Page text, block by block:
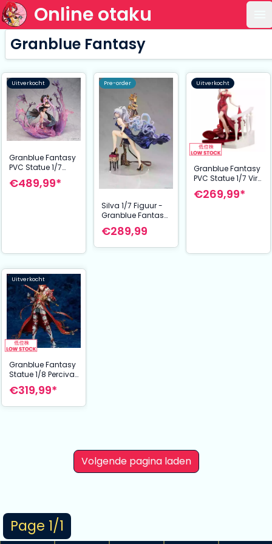
Online otaku
Page 1/1
Granblue Fantasy
Uitverkocht
Granblue Fantasy
PVC Statue 1/7
Narmaya (The
Black Butterfly) 20
€489,99*
Pre-order
Silva 1/7 Figuur -
Granblue Fantasy:
Gentian Blue Editie
(28 cm) | PVC
€289,99
Uitverkocht
Granblue Fantasy
PVC Statue 1/7 Vira
Oath-Sworn
Evening Gown Ver.
€269,99*
Uitverkocht
Granblue Fantasy
Statue 1/8 Percival
27 cm
€319,99*
Volgende pagina laden